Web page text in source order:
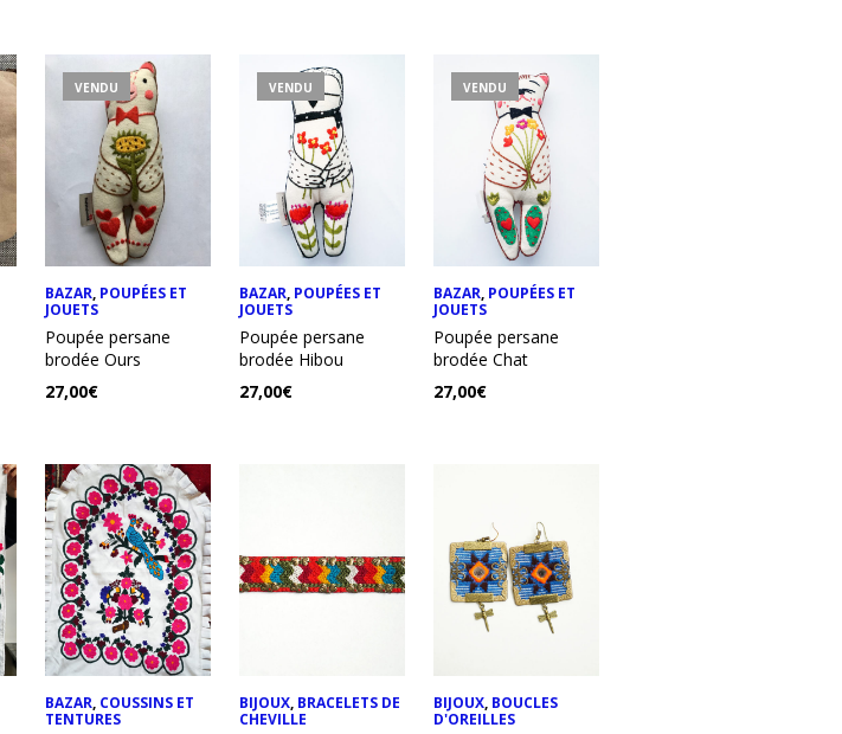
VENDU
BAZAR, POUPÉES ET
JOUETS
Poupée persane
brodée Ours
27,00€
VENDU
BAZAR, POUPÉES ET
JOUETS
Poupée persane
brodée Hibou
27,00€
VENDU
BAZAR, POUPÉES ET
JOUETS
Poupée persane
brodée Chat
27,00€
BAZAR, COUSSINS ET
TENTURES
BIJOUX, BRACELETS DE
CHEVILLE
BIJOUX, BOUCLES
D'OREILLES